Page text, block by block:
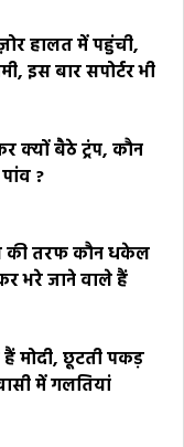
हालत में पहुंची,
इस बार सपोर्टर भी
क्यों बैठे ट्रंप, कौन
?
की तरफ कौन धकेल
भरे जाने वाले हैं
मोदी, छूटती पकड़
में गलतियां